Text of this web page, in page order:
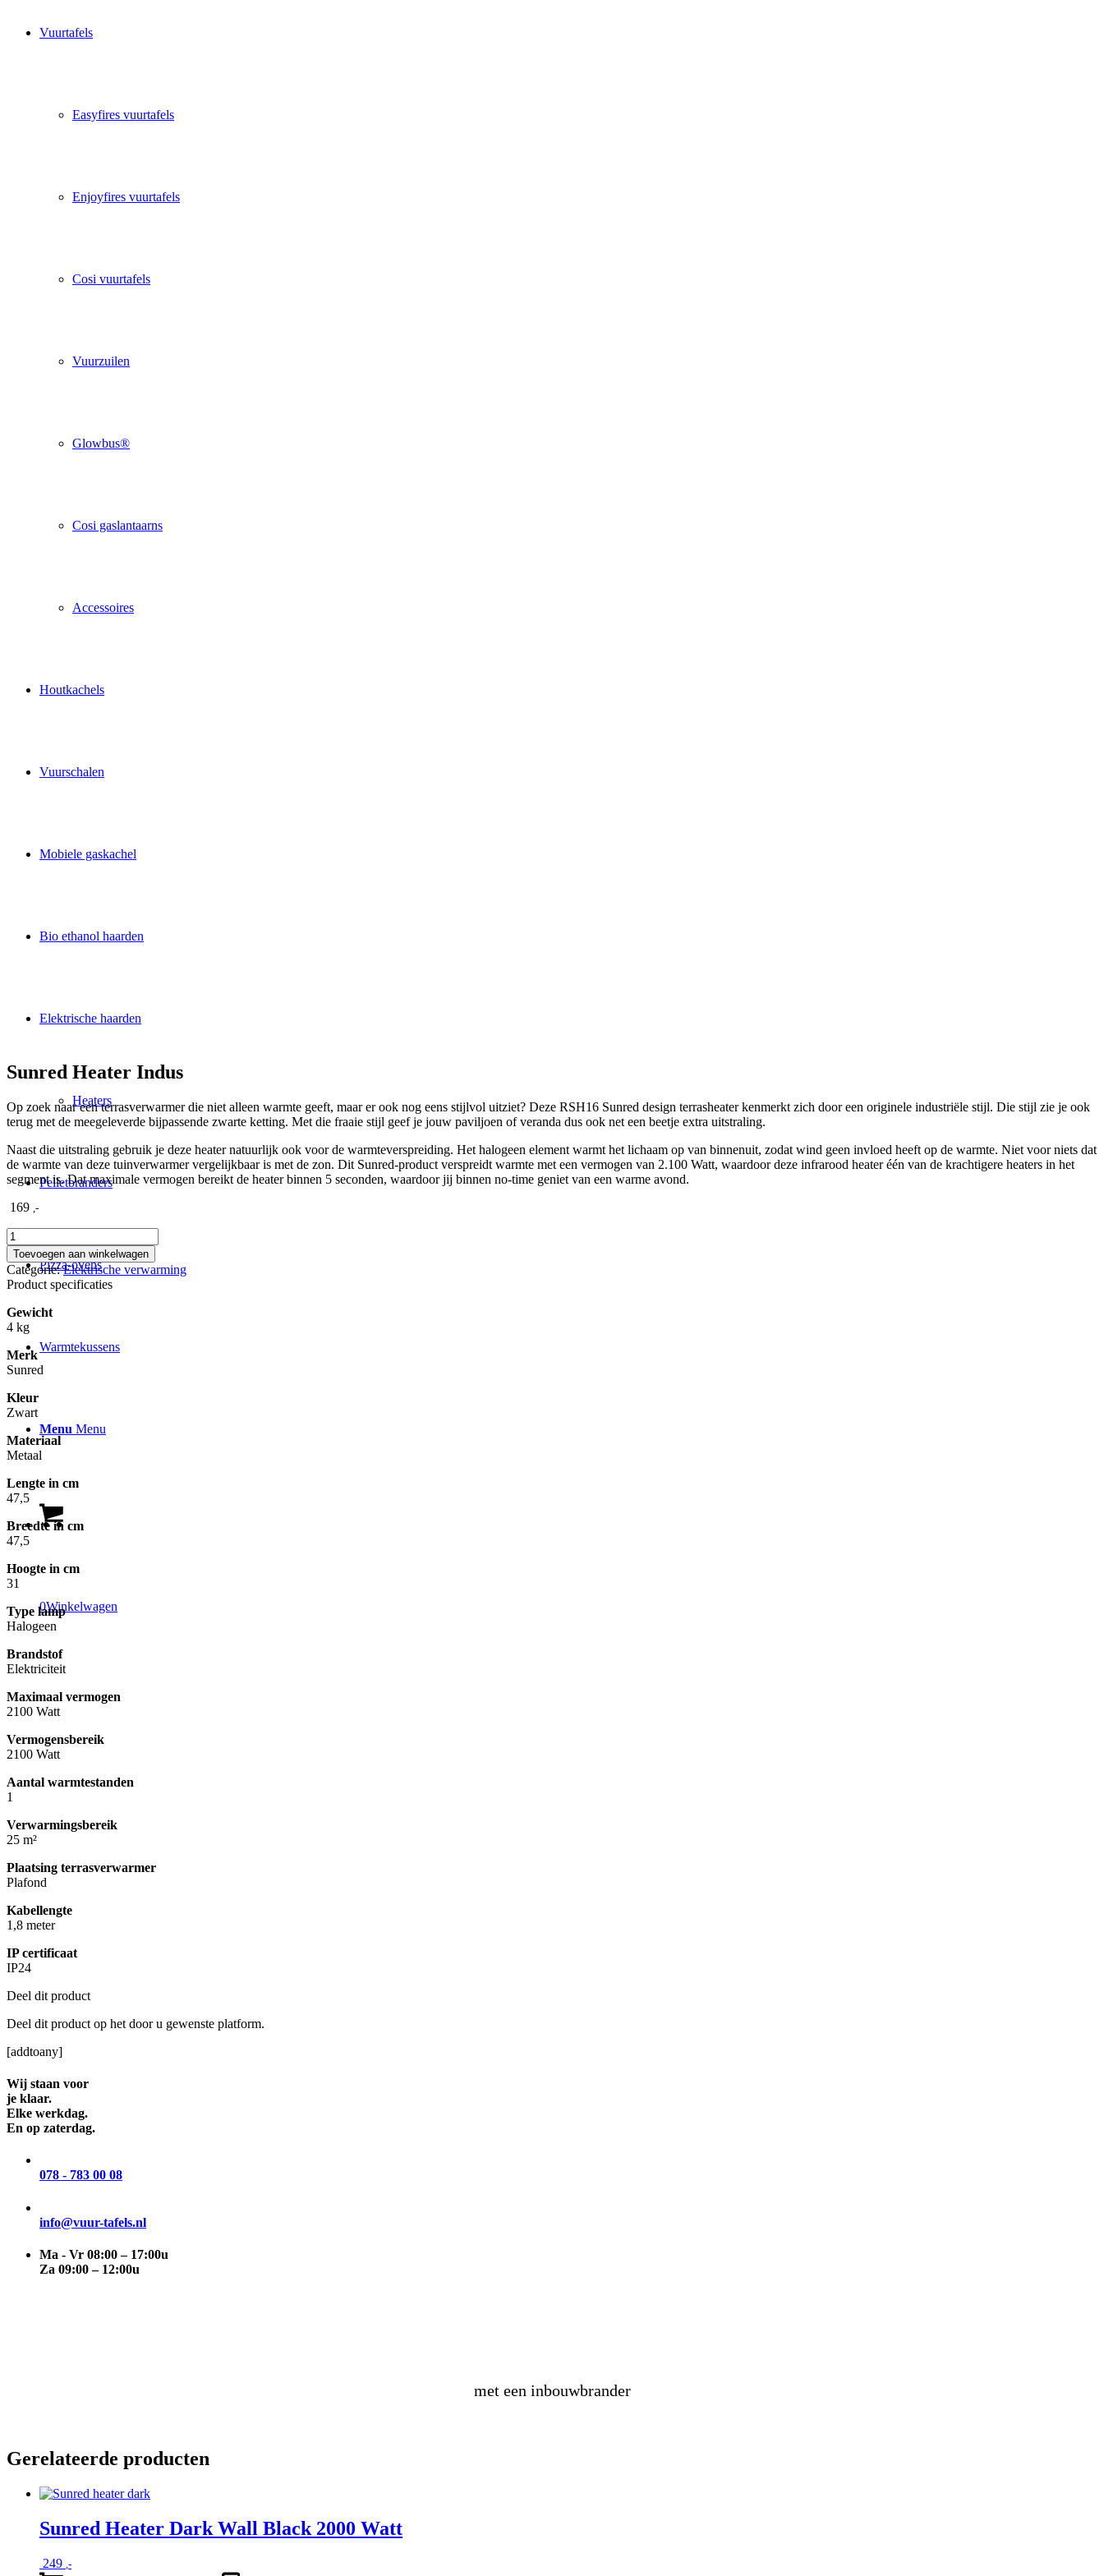
Vuurtafels
Easyfires vuurtafels
Enjoyfires vuurtafels
Cosi vuurtafels
Vuurzuilen
Glowbus®
Cosi gaslantaarns
Accessoires
Houtkachels
Vuurschalen
Mobiele gaskachel
Bio ethanol haarden
Elektrische haarden
Heaters
Pelletbranders
Pizza-ovens
Warmtekussens
Menu Menu
0Winkelwagen
Sunred Heater Indus
Op zoek naar een terrasverwarmer die niet alleen warmte geeft, maar er ook nog eens stijlvol uitziet? Deze RSH16 Sunred design terrasheater kenmerkt zich door een originele industriële stijl. Die stijl zie je ook
terug met de meegeleverde bijpassende zwarte ketting. Met die fraaie stijl geef je jouw paviljoen of veranda dus ook net een beetje extra uitstraling.
Naast die uitstraling gebruik je deze heater natuurlijk ook voor de warmteverspreiding. Het halogeen element warmt het lichaam op van binnenuit, zodat wind geen invloed heeft op de warmte. Niet voor niets dat
de warmte van deze tuinverwarmer vergelijkbaar is met de zon. Dit Sunred-product verspreidt warmte met een vermogen van 2.100 Watt, waardoor deze infrarood heater één van de krachtigere heaters in het
segment is. Dat maximale vermogen bereikt de heater binnen 5 seconden, waardoor jij binnen no-time geniet van een warme avond.
169 ,-
Sunred
Heater
Indus
Bright
Hanging
Black
2100
Watt
aantal
Toevoegen aan winkelwagen
Categorie:Elektrische verwarming
Product specificaties
Gewicht
4 kg
Merk
Sunred
Kleur
Zwart
Materiaal
Metaal
Lengte in cm
47,5
Breedte in cm
47,5
Hoogte in cm
31
Type lamp
Halogeen
Brandstof
Elektriciteit
Maximaal vermogen
2100 Watt
Vermogensbereik
2100 Watt
Aantal warmtestanden
1
Verwarmingsbereik
25 m²
Plaatsing terrasverwarmer
Plafond
Kabellengte
1,8 meter
IP certificaat
IP24
Deel dit product
Deel dit product op het door u gewenste platform.
[addtoany]
Wij staan voor
je klaar.
Elke werkdag.
En op zaterdag.
078 - 783 00 08
info@vuur-tafels.nl
Ma - Vr 08:00 – 17:00u
Za 09:00 – 12:00u
met een inbouwbrander
Gerelateerde producten
Sunred Heater Dark Wall Black 2000 Watt
249 ,-